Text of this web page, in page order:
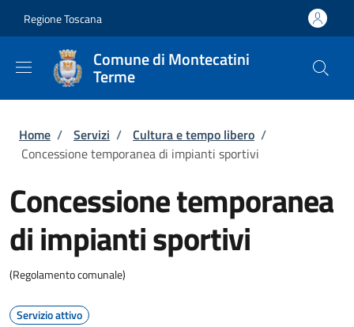
Regione Toscana
Comune di Montecatini
Terme
Briciole di pane
Home / Servizi / Cultura e tempo libero /
Concessione temporanea di impianti sportivi
Concessione temporanea
di impianti sportivi
(Regolamento comunale)
Servizio attivo